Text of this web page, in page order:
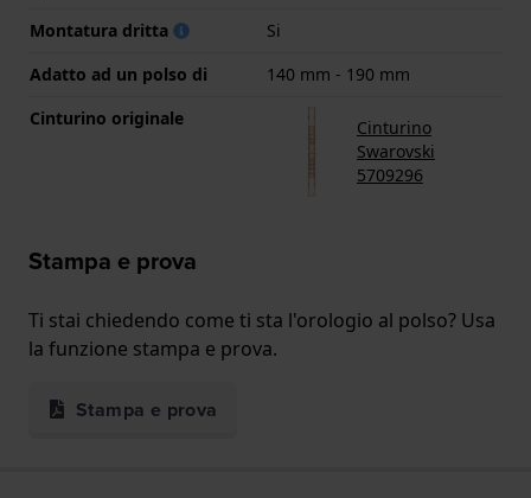
Montatura dritta
Si
Adatto ad un polso di
140 mm - 190 mm
Cinturino originale
Cinturino
Swarovski
5709296
Stampa e prova
Ti stai chiedendo come ti sta l'orologio al polso? Usa
la funzione stampa e prova.
Stampa e prova